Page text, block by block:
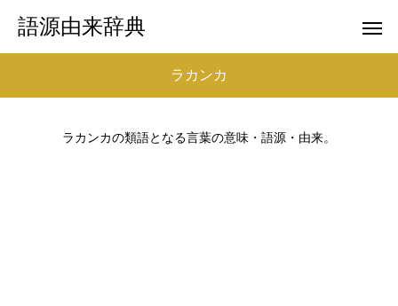
語源由来辞典
ラカンカ
ラカンカの類語となる言葉の意味・語源・由来。